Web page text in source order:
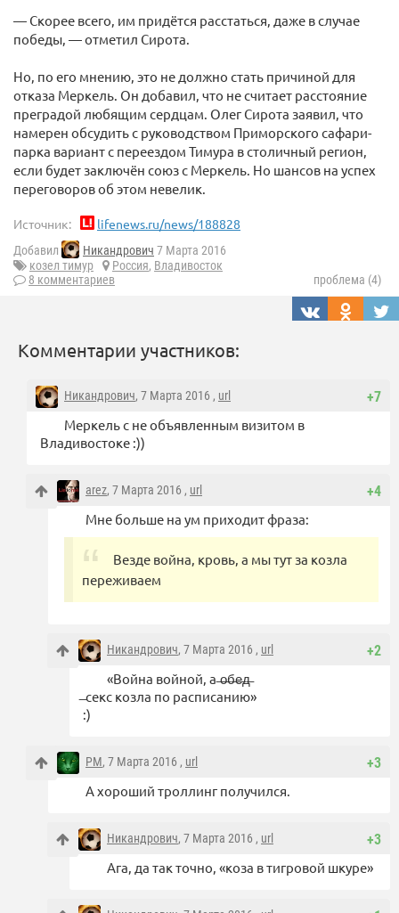
— Скорее всего, им придётся расстаться, даже в случае
победы, — отметил Сирота.
Но, по его мнению, это не должно стать причиной для
отказа Меркель. Он добавил, что не считает расстояние
преградой любящим сердцам. Олег Сирота заявил, что
намерен обсудить с руководством Приморского сафари-
парка вариант с переездом Тимура в столичный регион,
если будет заключён союз с Меркель. Но шансов на успех
переговоров об этом невелик.
Источник: lifenews.ru/news/188828
Добавил Никандрович 7 Марта 2016
козел тимур
Россия, Владивосток
8 комментариев
проблема (4)
Комментарии участников:
+7
Никандрович, 7 Марта 2016 , url
Меркель с не объявленным визитом в
Владивостоке :))
+4
arez, 7 Марта 2016 , url
Мне больше на ум приходит фраза:
Везде война, кровь, а мы тут за козла
переживаем
+2
Никандрович, 7 Марта 2016 , url
«Война войной, а ̶о̶б̶е̶д̶
̶ секс козла по расписанию»
:)
+3
PM, 7 Марта 2016 , url
А хороший троллинг получился.
+3
Никандрович, 7 Марта 2016 , url
Ага, да так точно, «коза в тигровой шкуре»